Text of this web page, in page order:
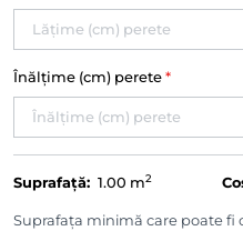
Înălțime (cm) perete *
Suprafață: 1.00 m2
Suprafața minimă care poate fi